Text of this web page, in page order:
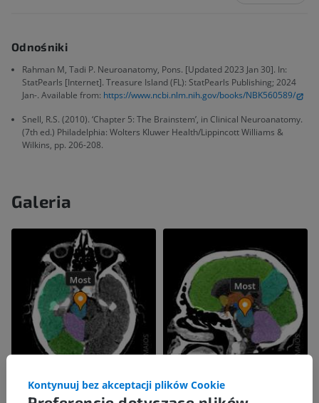
Odnośniki
Rahman M, Tadi P. Neuroanatomy, Pons. [Updated 2023 Jan 30]. In:
StatPearls [Internet]. Treasure Island (FL): StatPearls Publishing; 2024
Jan-. Available from: https://www.ncbi.nlm.nih.gov/books/NBK560589/
Snell, R.S. (2010). ‘Chapter 5: The Brainstem’, in Clinical Neuroanatomy.
(7th ed.) Philadelphia: Wolters Kluwer Health/Lippincott Williams &
Wilkins, pp. 206-208.
Galeria
Kontynuuj bez akceptacji plików Cookie